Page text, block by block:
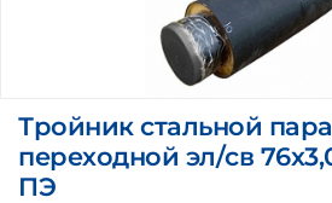
Тройник стальной
переходной эл/св
ПЭ